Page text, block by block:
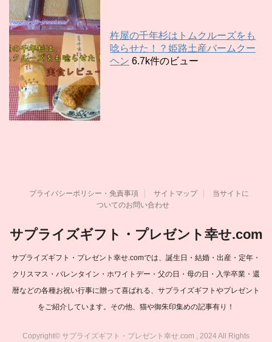
杵屋の千年杉はトムクルーズをも
唸らせた！？姫路土産バームクー
ヘン 6.7k件のビュー
プライバシーポリシー・免責事項 サイトマップ
当サイトに
ついてのお問い合わせ
サプライズギフト・プレゼント幸せ.com
サプライズギフト・プレゼント幸せ.comでは、誕生日・結婚・出産・定年・
クリスマス・バレンタイン・ホワイトデー・父の日・母の日・入学卒業・還
暦などの各種お祝い行事に贈って喜ばれる、サプライズギフトやプレゼント
をご紹介しています。その他、猫や御朱印集めの記事有り！
Copyright© サプライズギフト・プレゼント幸せ.com , 2024 All Rights